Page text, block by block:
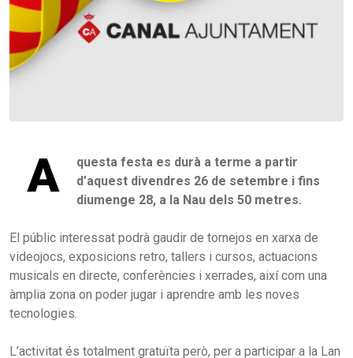
A
questa festa es durà a terme a partir
d’aquest divendres 26 de setembre i fins
diumenge 28, a la Nau dels 50 metres.
El públic interessat podrà gaudir de tornejos en xarxa de
videojocs, exposicions retro, tallers i cursos, actuacions
musicals en directe, conferències i xerrades, així com una
àmplia zona on poder jugar i aprendre amb les noves
tecnologies.
L’activitat és totalment gratuïta però, per a participar a la Lan